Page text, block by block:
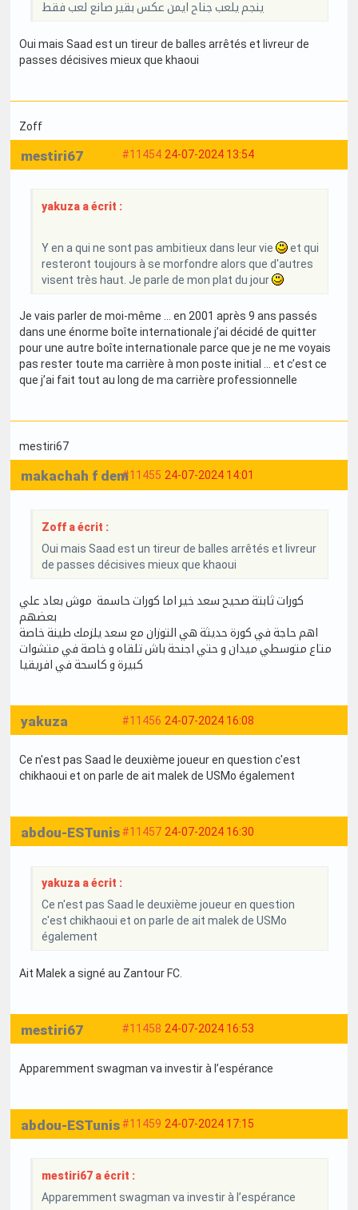
ينجم يلعب جناح ايمن عكس بقير صانع لعب فقط
Oui mais Saad est un tireur de balles arrêtés et livreur de
passes décisives mieux que khaoui
Zoff
#11454 24-07-2024 13:54
mestiri67
yakuza a écrit :
Y en a qui ne sont pas ambitieux dans leur vie
et qui
resteront toujours à se morfondre alors que d'autres
visent très haut. Je parle de mon plat du jour
Je vais parler de moi-même … en 2001 après 9 ans passés
dans une énorme boîte internationale j’ai décidé de quitter
pour une autre boîte internationale parce que je ne me voyais
pas rester toute ma carrière à mon poste initial … et c’est ce
que j’ai fait tout au long de ma carrière professionnelle
mestiri67
#11455 24-07-2024 14:01
makachah f dem
Zoff a écrit :
Oui mais Saad est un tireur de balles arrêtés et livreur
de passes décisives mieux que khaoui
كورات ثابتة صحيح سعد خير اما كورات حاسمة موش بعاد علي
بعضهم
اهم حاجة في كورة حديثة هي التوزان مع سعد يلزمك طينة خاصة
متاع متوسطي ميدان و حتي اجنحة باش تلقاه و خاصة في متشوات
كبيرة و كاسحة في افريقيا
#11456 24-07-2024 16:08
yakuza
Ce n'est pas Saad le deuxième joueur en question c'est
chikhaoui et on parle de ait malek de USMo également
#11457 24-07-2024 16:30
abdou-ESTunis
yakuza a écrit :
Ce n'est pas Saad le deuxième joueur en question
c'est chikhaoui et on parle de ait malek de USMo
également
Ait Malek a signé au Zantour FC.
#11458 24-07-2024 16:53
mestiri67
Apparemment swagman va investir à l’espérance
#11459 24-07-2024 17:15
abdou-ESTunis
mestiri67 a écrit :
Apparemment swagman va investir à l’espérance